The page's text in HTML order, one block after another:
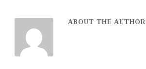
ABOUT THE AUTHOR